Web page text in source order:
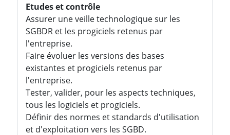
Etudes et contrôle
Assurer une veille technologique sur les
SGBDR et les progiciels retenus par
l'entreprise.
Faire évoluer les versions des bases
existantes et progiciels retenus par
l'entreprise.
Tester, valider, pour les aspects techniques,
tous les logiciels et progiciels.
Définir des normes et standards d'utilisation
et d'exploitation vers les SGBD.